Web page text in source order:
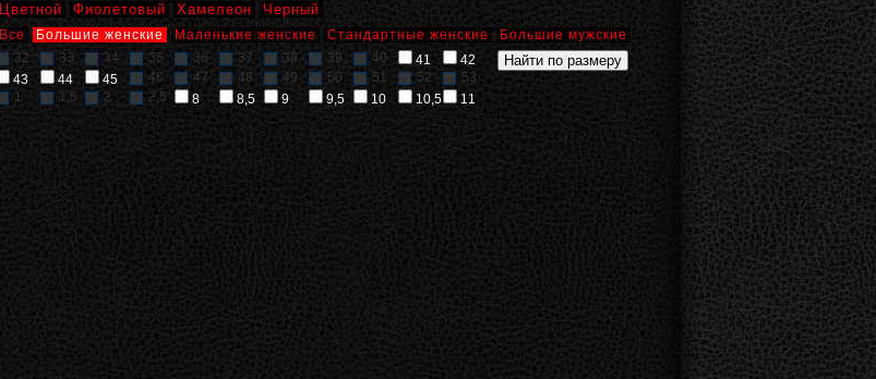
Цветной
Фиолетовый Хамелеон
Черный
Все Большие женские Маленькие женские Стандартные женские Большие мужские
32 33 34 35 36 37 38 39 40 41
42
43
44 45 46 47 48 49 50 51 52
53
1
1,5 2 2,5 8 8,5 9 9,5 10 10,5 11